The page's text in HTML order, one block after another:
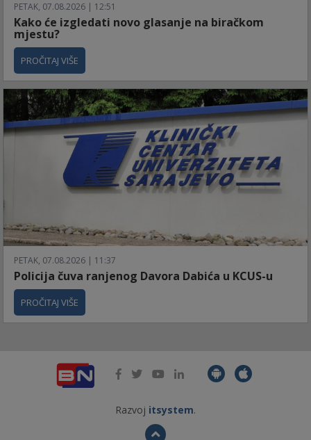
PETAK, 07.08.2026 | 12:51
Kako će izgledati novo glasanje na biračkom
mjestu?
PROČITAJ VIŠE
PETAK, 07.08.2026 | 11:37
Policija čuva ranjenog Davora Dabića u KCUS-u
PROČITAJ VIŠE
Razvoj itsystem.